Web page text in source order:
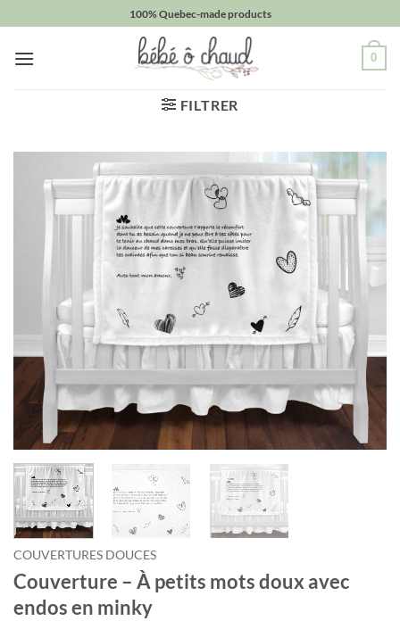
au
contenu
100% Quebec-made products
0
FILTRER
COUVERTURES DOUCES
Couverture – À petits mots doux avec
endos en minky